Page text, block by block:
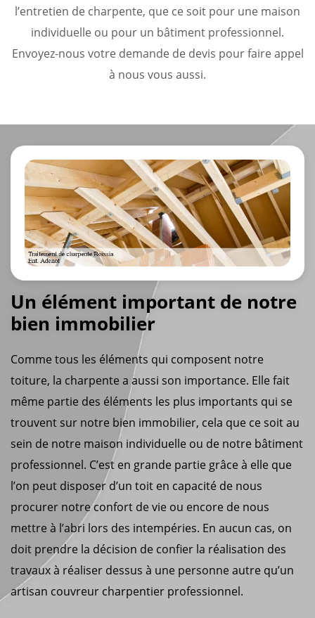
l’entretien de charpente, que ce soit pour une maison
individuelle ou pour un bâtiment professionnel.
Envoyez-nous votre demande de devis pour faire appel
à nous vous aussi.
Un élément important de notre
bien immobilier
Comme tous les éléments qui composent notre
toiture, la charpente a aussi son importance. Elle fait
même partie des éléments les plus importants qui se
trouvent sur notre bien immobilier, cela que ce soit au
sein de notre maison individuelle ou de notre bâtiment
professionnel. C’est en grande partie grâce à elle que
l’on peut disposer d’un toit en capacité de nous
procurer notre confort de vie ou encore de nous
mettre à l’abri lors des intempéries. En aucun cas, on
doit prendre la décision de confier la réalisation des
travaux à réaliser dessus à une personne autre qu’un
artisan couvreur charpentier professionnel.